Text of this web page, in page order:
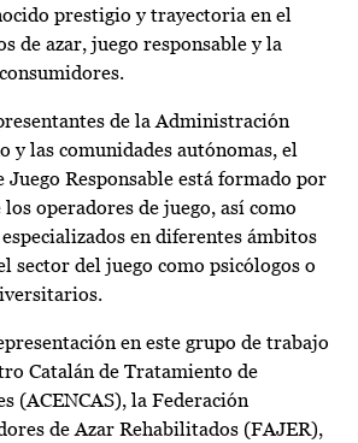
prestigio y trayectoria en el
de azar, juego responsable y la
de la Administración
y las comunidades autónomas, el
Juego Responsable está formado por
operadores de juego, así como
en diferentes ámbitos
sector del juego como psicólogos o
en este grupo de trabajo
Catalán de Tratamiento de
(ACENCAS), la Federación
de Azar Rehabilitados (FAJER),